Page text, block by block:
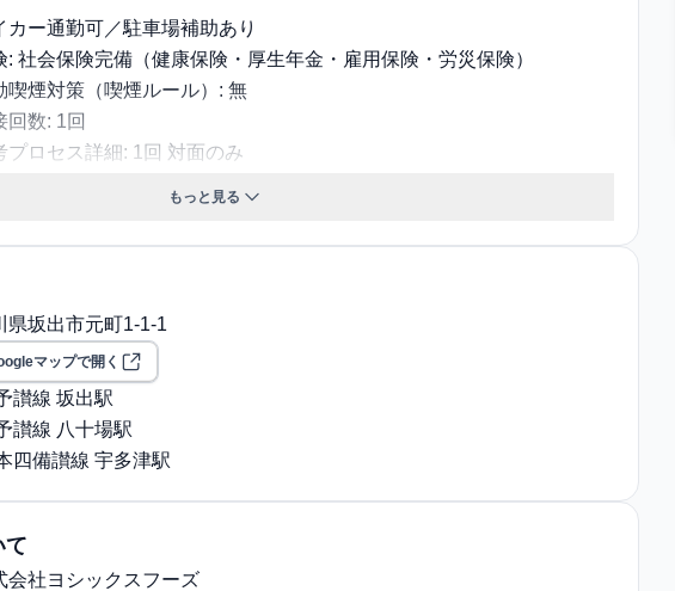
カー通勤可／駐車場補助あり
: 社会保険完備（健康保険・厚生年金・雇用保険・労災保険）
喫煙対策（喫煙ルール）: 無
回数: 1回
プロセス詳細: 1回 対面のみ
もっと見る
県坂出市元町1-1-1
マップで開く
讃線 坂出駅
讃線 八十場駅
四備讃線 宇多津駅
て
会社ヨシックスフーズ